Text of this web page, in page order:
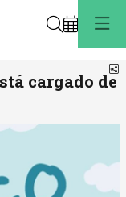
Buscar
cargado de